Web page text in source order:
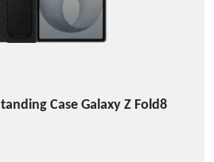
Case Galaxy Z Fold8